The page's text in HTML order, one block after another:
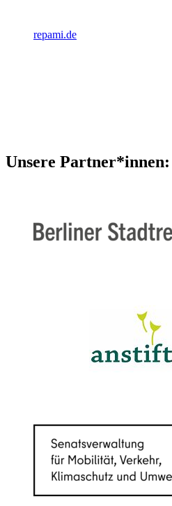
repami.de
Unsere Partner*innen: